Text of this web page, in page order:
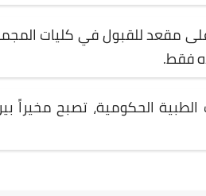
مقعد للقبول في كليات
فقط.
الحكومية، تصبح مخيراً